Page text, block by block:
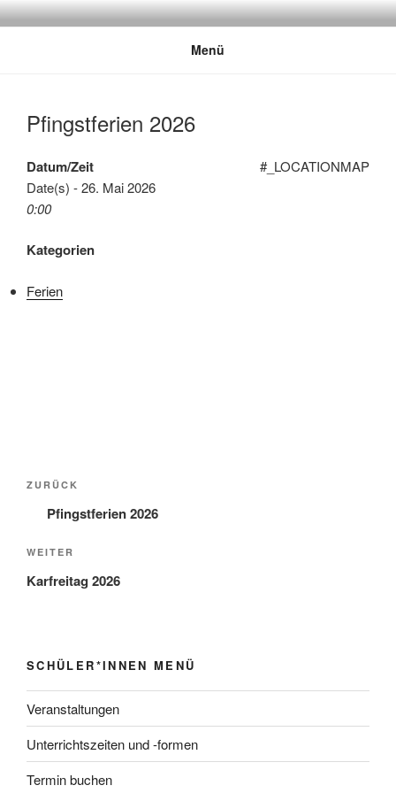
Zum
Inhalt
Menü
Pfingstferien 2026
#_LOCATIONMAP
Datum/Zeit
Date(s) - 26. Mai 2026
0:00
Kategorien
Ferien
Beitragsnavigation
Vorheriger
Beitrag
ZURÜCK
Pfingstferien 2026
Nächster
Beitrag
WEITER
Karfreitag 2026
SCHÜLER*INNEN MENÜ
Veranstaltungen
Unterrichtszeiten und -formen
Termin buchen